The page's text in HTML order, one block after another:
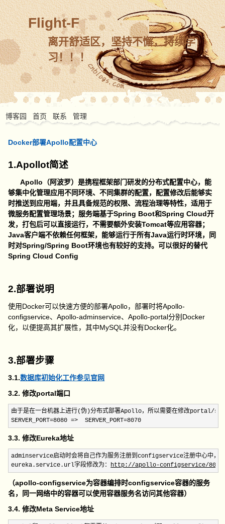
Flight-F
离开舒适区，坚持不懈，持续学
习！！！
博客园 首页 联系 管理
Docker部署Apollo配置中心
1.Apollot简述
Apollo（阿波罗）是携程框架部门研发的分布式配置中心，能
够集中化管理应用不同环境、不同集群的配置，配置修改后能够实
时推送到应用端，并且具备规范的权限、流程治理等特性，适用于
微服务配置管理场景；服务端基于Spring Boot和Spring Cloud开
发，打包后可以直接运行，不需要额外安装Tomcat等应用容器；
Java客户端不依赖任何框架，能够运行于所有Java运行时环境，同
时对Spring/Spring Boot环境也有较好的支持。可以很好的替代
Spring Cloud Config
2.部署说明
使用Docker可以快速方便的部署Apollo，部署时将Apollo-
configservice、Apollo-adminservice、Apollo-portal分别Docker
化，以便提高其扩展性，其中MySQL并没有Docker化。
3.部署步骤
3.1.数据库初始化工作参见官网
3.2. 修改portal端口
由于是在一台机器上进行(伪)分布式部署Apollo，所以需要在修改portal/
SERVER_PORT=8080 =>  SERVER_PORT=8070
3.3. 修改Eureka地址
adminservice启动时会将自己作为服务注册到configservice注册中心
eureka.service.url字段修改为： http://apollo-configservice/8080/
（apollo-configservice为容器编排时configservice容器的服务
名，同一网络中的容器可以使用容器服务名访问其他容器）
3.4. 修改Meta Service地址